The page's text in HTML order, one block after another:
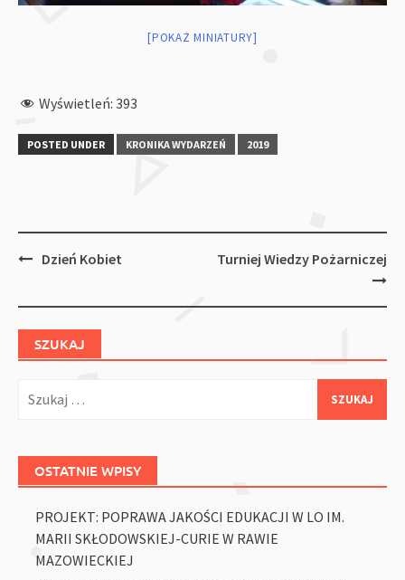
[POKAŻ MINIATURY]
Wyświetleń: 393
POSTED UNDER KRONIKA WYDARZEŃ 2019
PostDzień Kobiet Turniej Wiedzy Pożarniczej
SZUKAJ
OSTATNIE WPISY
PROJEKT: POPRAWA JAKOŚCI EDUKACJI W LO IM.
MARII SKŁODOWSKIEJ-CURIE W RAWIE
MAZOWIECKIEJ